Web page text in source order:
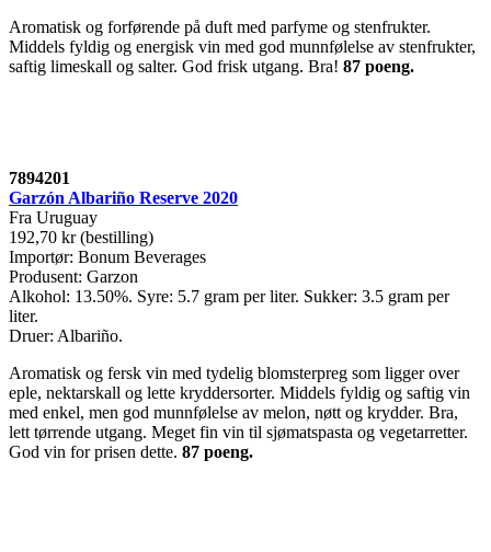
Aromatisk og forførende på duft med parfyme og stenfrukter.
Middels fyldig og energisk vin med god munnfølelse av stenfrukter,
saftig limeskall og salter. God frisk utgang. Bra! 87 poeng.
7894201
Garzón Albariño Reserve 2020
Fra Uruguay
192,70 kr (bestilling)
Importør: Bonum Beverages
Produsent: Garzon
Alkohol: 13.50%. Syre: 5.7 gram per liter. Sukker: 3.5 gram per
liter.
Druer: Albariño.
Aromatisk og fersk vin med tydelig blomsterpreg som ligger over
eple, nektarskall og lette kryddersorter. Middels fyldig og saftig vin
med enkel, men god munnfølelse av melon, nøtt og krydder. Bra,
lett tørrende utgang. Meget fin vin til sjømatspasta og vegetarretter.
God vin for prisen dette. 87 poeng.